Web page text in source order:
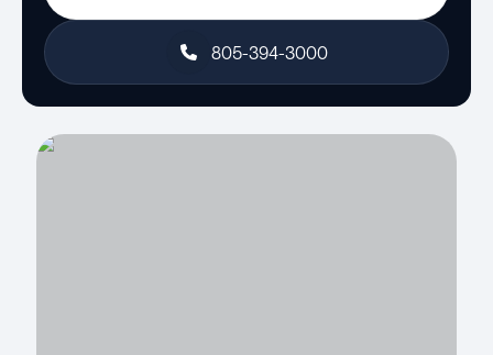
805-394-3000